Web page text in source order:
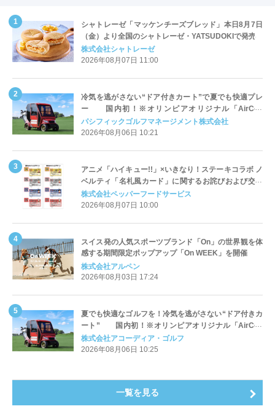
シャトレーゼ「マッケンチーズブレッド」本日8月7日
（金）より全国のシャトレーゼ・YATSUDOKIで発売
株式会社シャトレーゼ
2026年08月07日 11:00
冷気を逃がさない“ドア付きカート”で夏でも快適プレ
ー 国内初！※オリンピアオリジナル「AirCon
Cart（エアコンカート）」導入 | ＰＧＭ
パシフィックゴルフマネージメント株式会社
2026年08月06日 10:21
アニメ「ハイキュー!!」×いきなり！ステーキコラボ ノ
ベルティ「名札風カード」に関するお詫びおよび交換
対応についてのご案内
株式会社ペッパーフードサービス
2026年08月07日 10:00
スイス発の人気スポーツブランド「On」の世界観を体
感する期間限定ポップアップ「On WEEK」を開催
株式会社アルペン
2026年08月03日 17:24
夏でも快適なゴルフを！冷気を逃がさない“ドア付きカ
ート” 国内初！※オリンピアオリジナル「AirCon
Cart（エアコンカート）」導入 | アコーディア・ゴ
ルフ
株式会社アコーディア・ゴルフ
2026年08月06日 10:25
一覧を見る